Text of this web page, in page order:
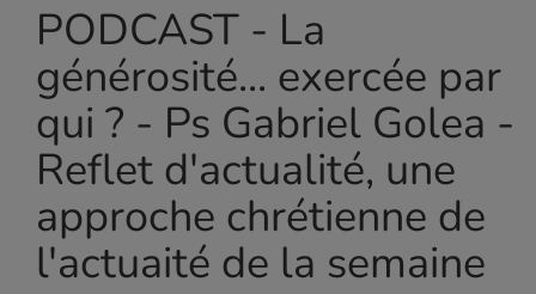
PODCAST - La
générosité... exercée par
qui ? - Ps Gabriel Golea -
Reflet d'actualité, une
approche chrétienne de
l'actuaité de la semaine